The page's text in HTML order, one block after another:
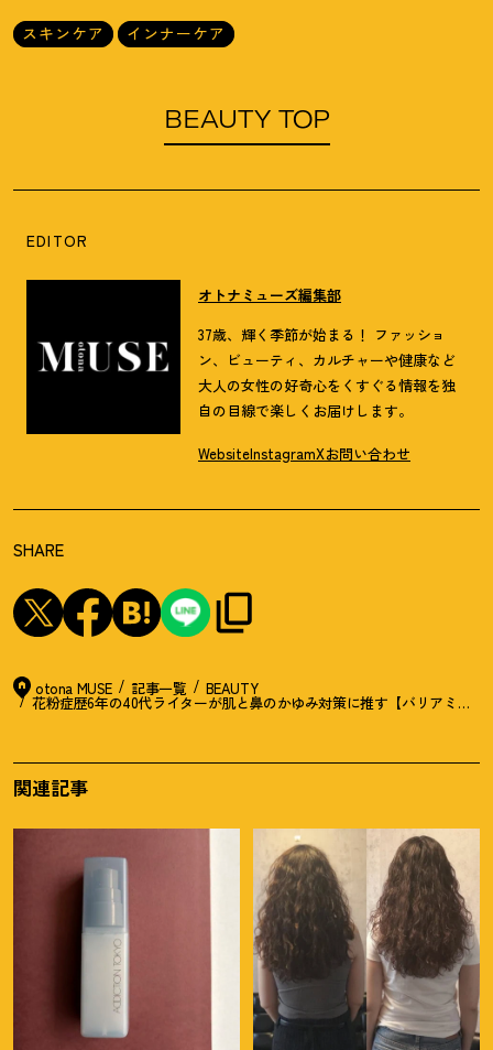
スキンケア インナーケア
BEAUTY TOP
EDITOR
オトナミューズ編集部
37歳、輝く季節が始まる！ ファッショ
ン、ビューティ、カルチャーや健康など
大人の女性の好奇心をくすぐる情報を独
自の目線で楽しくお届けします。
WebsiteInstagramXお問い合わせ
SHARE
otona MUSE 記事一覧 BEAUTY
花粉症歴6年の40代ライターが肌と鼻のかゆみ対策に推す【バリアミスト
関連記事